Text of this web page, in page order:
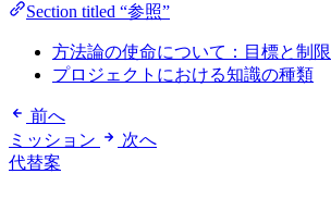
Section titled “参照”
方法論の使命について：目標と制限
プロジェクトにおける知識の種類
前へ
ミッション
次へ
代替案